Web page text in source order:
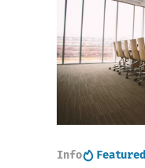
Info Featured